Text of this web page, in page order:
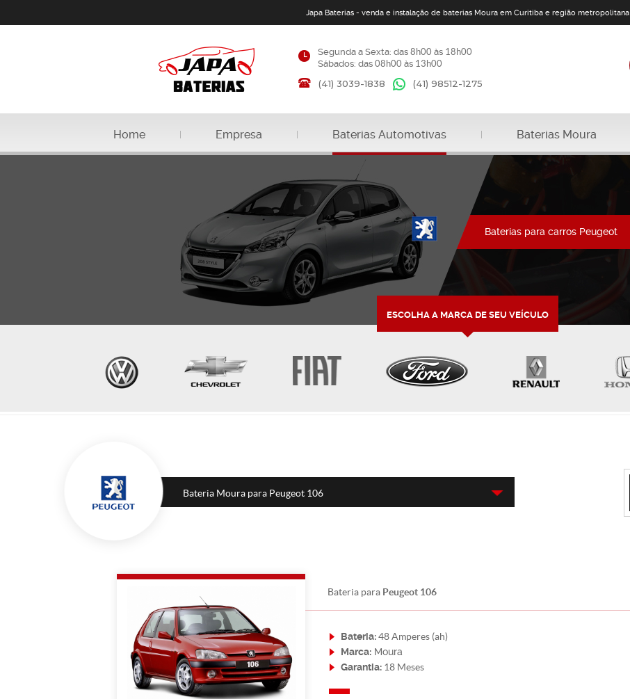
Japa Baterias - venda e instalação de baterias Moura em Curitiba e região metropolitana
Segunda a Sexta: das 8h00 às 18h00
Sábados: das 08h00 às 13h00
(41) 3039-1838 (41) 98512-1275
Home Empresa Baterias Automotivas Baterias Moura
Baterias para carros Peugeot
ESCOLHA A MARCA DE SEU VEÍCULO
Bateria Moura para Peugeot 106
Bateria para Peugeot 106
Bateria:48 Amperes (ah)
Marca: Moura
Garantia: 18 Meses